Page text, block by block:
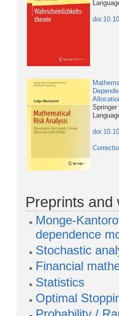
Springer
Preprints and
Monge-
dependence
Stochastic
Financial
Statistics
Optimal